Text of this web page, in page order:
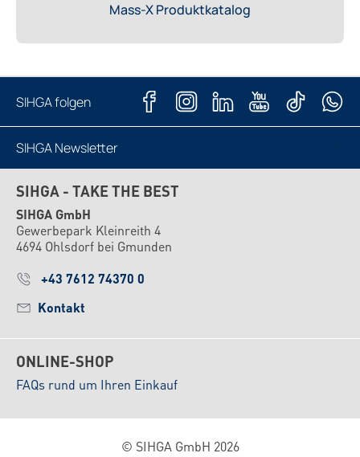
Mass-X Produktkatalog
SIHGA folgen
SIHGA Newsletter
SIHGA - TAKE THE BEST
SIHGA GmbH
Gewerbepark Kleinreith 4
4694 Ohlsdorf bei Gmunden
+43 7612 74370 0
Kontakt
ONLINE-SHOP
FAQs rund um Ihren Einkauf
© SIHGA GmbH 2026